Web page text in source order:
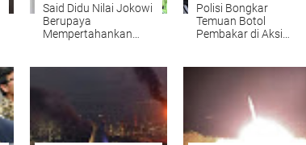
Said Didu Nilai Jokowi
Berupaya
Mempertahankan
Polisi Bongkar
Temuan Botol
Pembakar di Aksi